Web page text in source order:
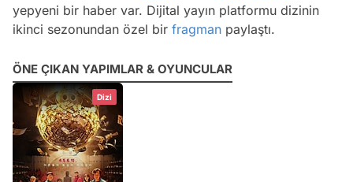
yepyeni bir haber var. Dijital yayın platformu dizinin
ikinci sezonundan özel bir fragman paylaştı.
ÖNE ÇIKAN YAPIMLAR & OYUNCULAR
Dizi